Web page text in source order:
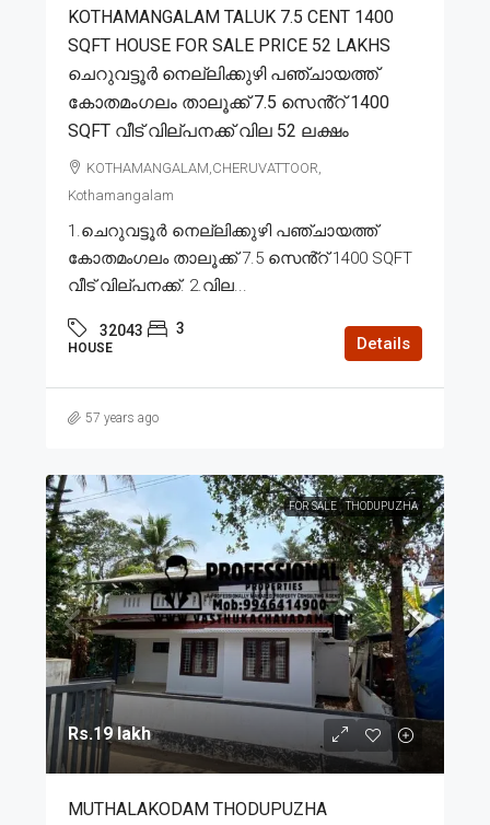
KOTHAMANGALAM TALUK 7.5 CENT 1400
SQFT HOUSE FOR SALE PRICE 52 LAKHS
ചെറുവട്ടൂർ നെല്ലിക്കുഴി പഞ്ചായത്ത്
കോതമംഗലം താലൂക്ക് 7.5 സെൻ്റ് 1400
SQFT വീട് വില്പനക്ക് വില 52 ലക്ഷം
KOTHAMANGALAM,CHERUVATTOOR,
Kothamangalam
1.ചെറുവട്ടൂർ നെല്ലിക്കുഴി പഞ്ചായത്ത്
കോതമംഗലം താലൂക്ക് 7.5 സെൻ്റ് 1400 SQFT
വീട് വില്പനക്ക്. 2.വില...
32043 3
HOUSE Details
57 years ago
FOR SALE THODUPUZHA
Rs.19 lakh
MUTHALAKODAM THODUPUZHA